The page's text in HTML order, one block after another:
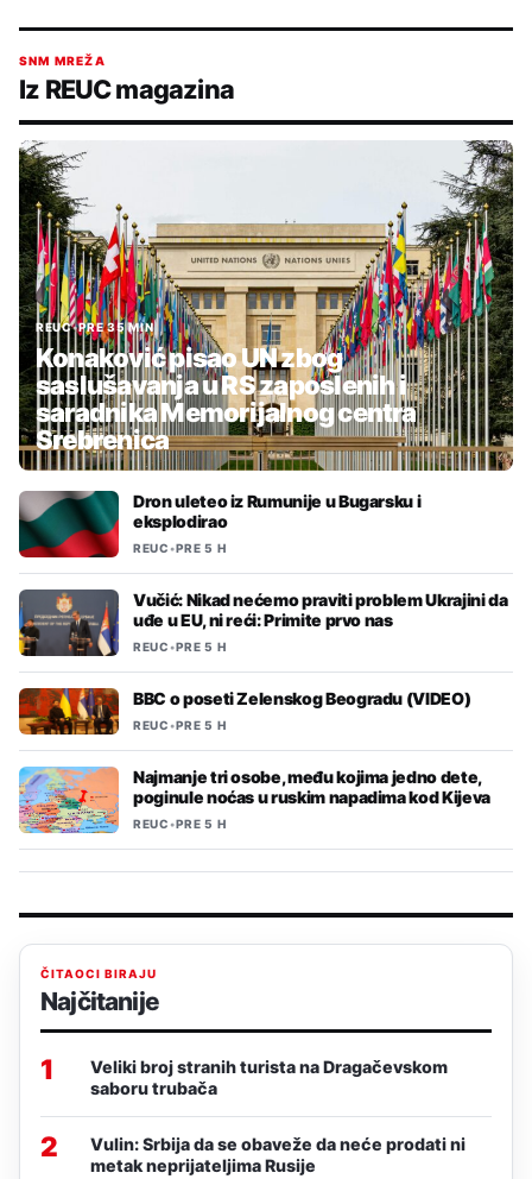
SNM MREŽA
Iz REUC magazina
REUC•PRE 35 MIN
Konaković pisao UN zbog
saslušavanja u RS zaposlenih i
saradnika Memorijalnog centra
Srebrenica
Dron uleteo iz Rumunije u Bugarsku i
eksplodirao
REUC•PRE 5 H
Vučić: Nikad nećemo praviti problem Ukrajini da
uđe u EU, ni reći: Primite prvo nas
REUC•PRE 5 H
BBC o poseti Zelenskog Beogradu (VIDEO)
REUC•PRE 5 H
Najmanje tri osobe, među kojima jedno dete,
poginule noćas u ruskim napadima kod Kijeva
REUC•PRE 5 H
ČITAOCI BIRAJU
Najčitanije
1
Veliki broj stranih turista na Dragačevskom
saboru trubača
2
Vulin: Srbija da se obaveže da neće prodati ni
metak neprijateljima Rusije